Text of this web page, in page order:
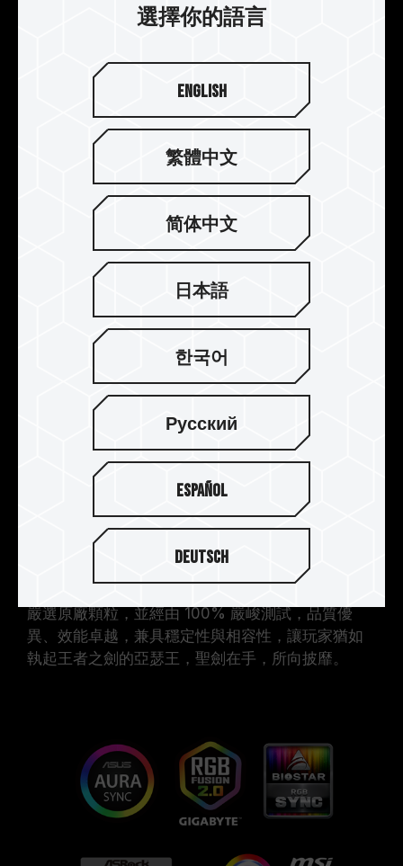
圖騰美學設計
全彩耀眼的 RGB LED 燈效，頂端全幅式 120° 超廣
角導光柱，加上獨特圖騰元素設計，讓玩家猶如手
持王者之劍，在電競世界中攻無不克、百戰百勝。
極速效能電競首選
嚴選原廠顆粒，並經由 100% 嚴峻測試，品質優
異、效能卓越，兼具穩定性與相容性，讓玩家猶如
執起王者之劍的亞瑟王，聖劍在手，所向披靡。
選擇你的語言
English
繁體中文
简体中文
日本語
한국어
Русский
Español
Deutsch